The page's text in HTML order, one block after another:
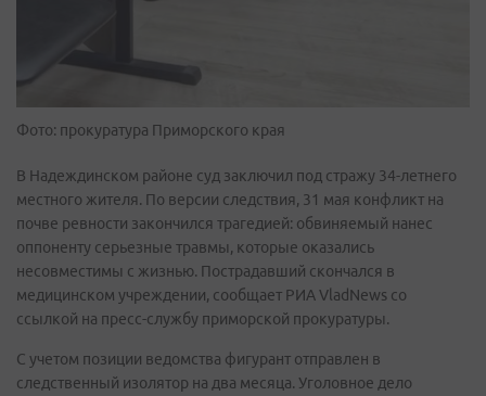
Фото: прокуратура Приморского края
В Надеждинском районе суд заключил под стражу 34-летнего
местного жителя. По версии следствия, 31 мая конфликт на
почве ревности закончился трагедией: обвиняемый нанес
оппоненту серьезные травмы, которые оказались
несовместимы с жизнью. Пострадавший скончался в
медицинском учреждении, сообщает РИА VladNews со
ссылкой на пресс-службу приморской прокуратуры.
С учетом позиции ведомства фигурант отправлен в
следственный изолятор на два месяца. Уголовное дело